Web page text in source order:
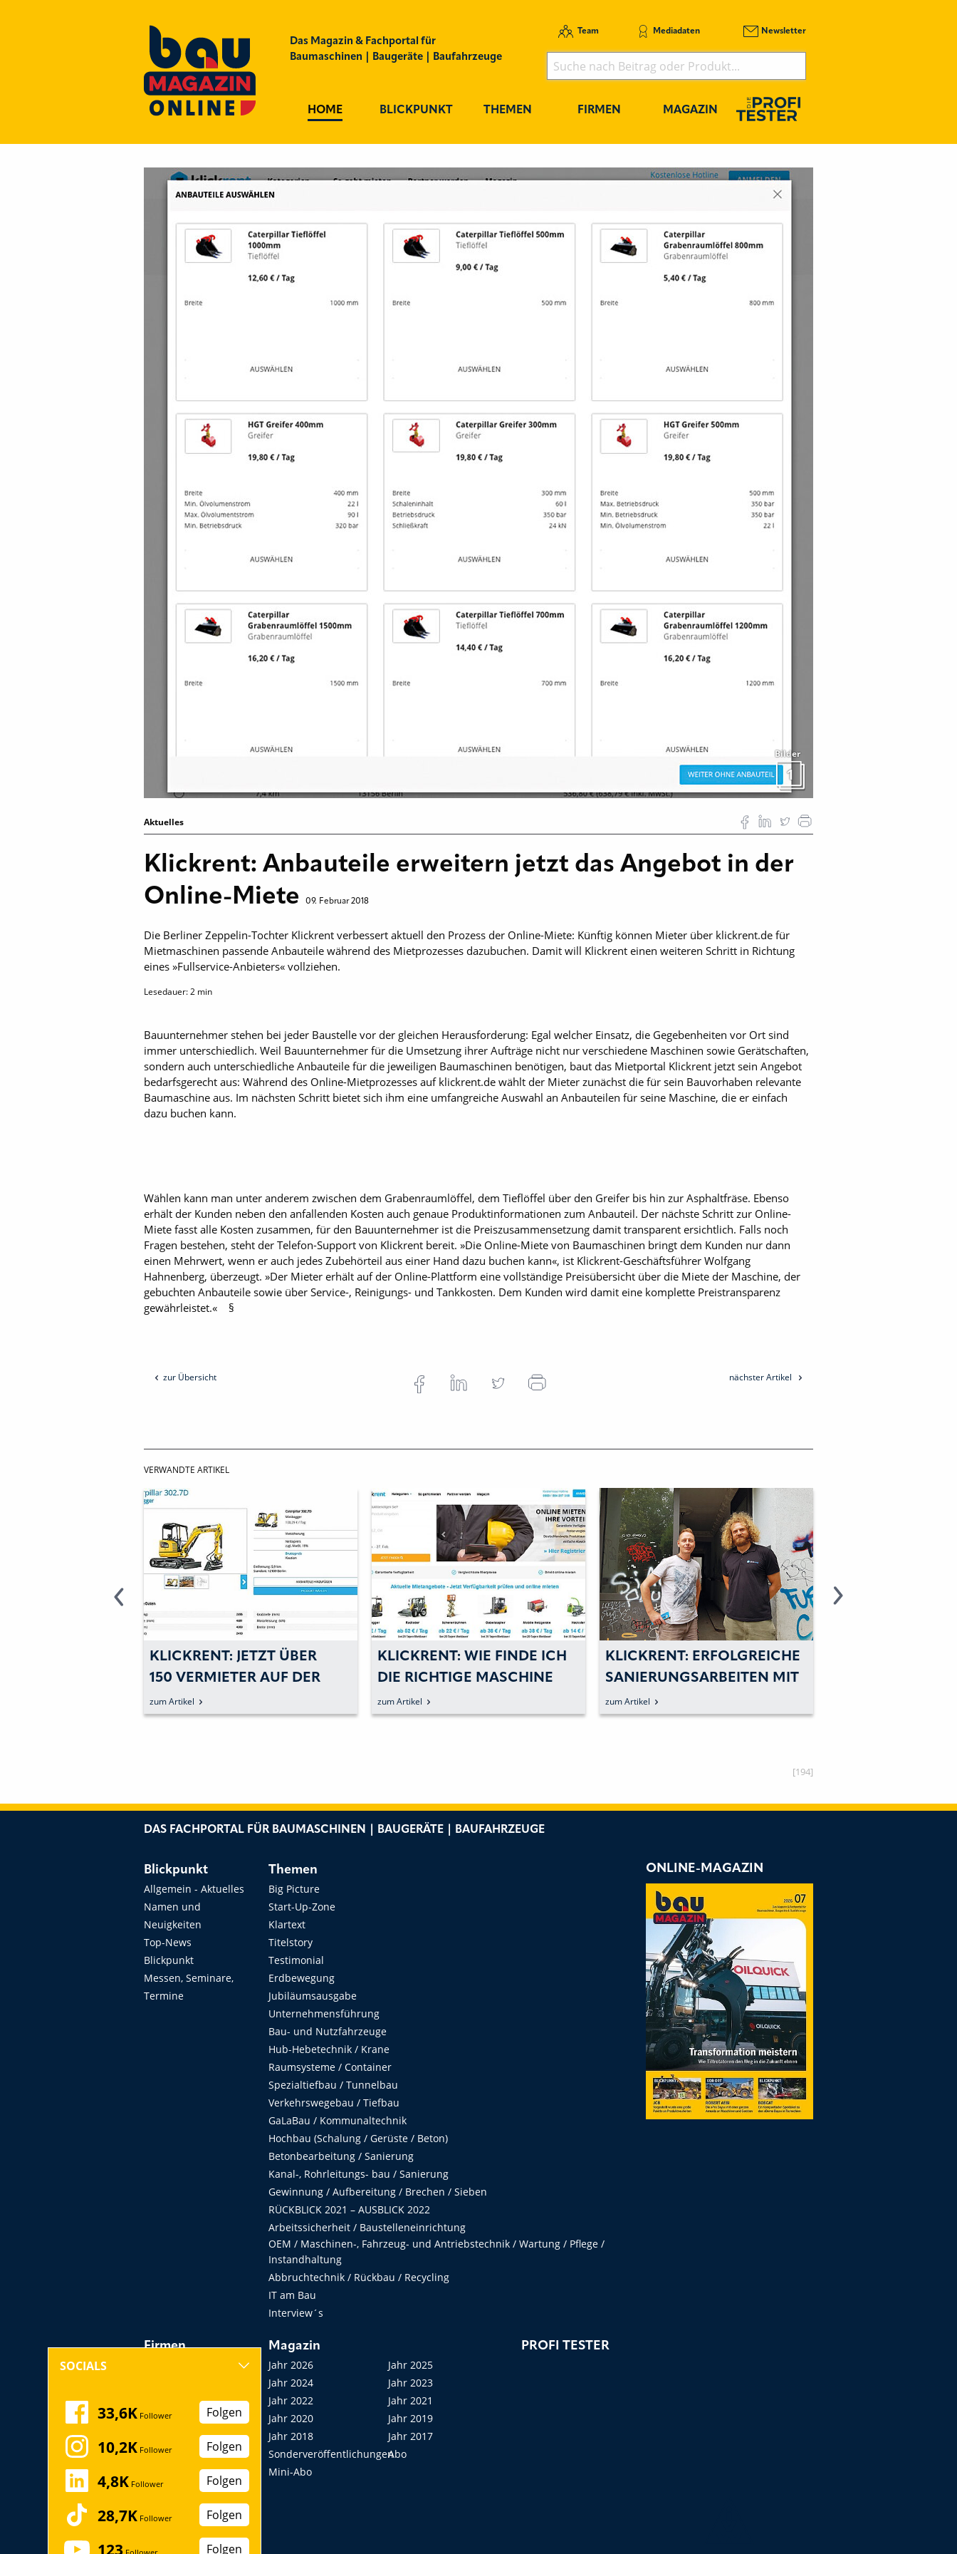
Das Magazin & Fachportal für
Baumaschinen | Baugeräte | Baufahrzeuge
Team Mediadaten Newsletter
HOME BLICKPUNKT THEMEN FIRMEN MAGAZIN
Bilder
1
Aktuelles
Klickrent: Anbauteile erweitern jetzt das Angebot in der
Online-Miete
09. Februar 2018
Die Berliner Zeppelin-Tochter Klickrent verbessert aktuell den Prozess der Online-Miete: Künftig können Mieter über klickrent.de für
Miet­maschinen passende Anbauteile während des Mietprozesses dazubuchen. Damit will Klickrent einen weiteren Schritt in Richtung
eines »Fullservice-Anbieters« vollziehen.
Lesedauer:2 min
Bauunternehmer stehen bei jeder Baustelle vor der gleichen Herausforderung: Egal welcher Einsatz, die Gegebenheiten vor Ort sind
immer unterschiedlich. Weil Bauunternehmer für die Umsetzung ihrer Aufträge nicht nur verschiedene Maschinen sowie Gerätschaften,
sondern auch unterschiedliche Anbauteile für die jeweiligen Baumaschinen benötigen, baut das Mietportal Klickrent jetzt sein Angebot
bedarfsgerecht aus: Während des Online-Mietprozesses auf ­klickrent.de wählt der Mieter zunächst die für sein Bauvorhaben relevante
Baumaschine aus. Im nächsten Schritt bietet sich ihm eine umfangreiche Auswahl an Anbauteilen für seine Maschine, die er einfach
dazu buchen kann.
Wählen kann man unter anderem zwischen dem Grabenraumlöffel, dem Tieflöffel über den Greifer bis hin zur Asphaltfräse. Ebenso
erhält der Kunden neben den anfallenden Kosten auch genaue Produktinformationen zum Anbauteil. Der nächste Schritt zur Online-
Miete fasst alle Kosten zusammen, für den Bauunternehmer ist die Preiszusammensetzung damit transparent ersichtlich. Falls noch
Fragen bestehen, steht der Telefon-Support von Klickrent bereit. »Die Online-Miete von Baumaschinen bringt dem Kunden nur dann
einen Mehrwert, wenn er auch jedes Zubehörteil aus einer Hand dazu buchen kann«, ist Klickrent-Geschäftsführer Wolfgang
Hahnenberg, überzeugt. »Der Mieter erhält auf der Online-Plattform eine vollständige Preisübersicht über die Miete der Maschine, der
gebuchten Anbauteile sowie über Service-, Reinigungs- und Tankkosten. Dem Kunden wird damit eine komplette Preistransparenz
gewährleistet.« §
zur Übersicht nächster Artikel
VERWANDTE ARTIKEL
KLICKRENT: JETZT ÜBER
150 VERMIETER AUF DER
PLATTFORM
zum Artikel
KLICKRENT: WIE FINDE ICH
DIE RICHTIGE MASCHINE
FÜR MEIN BAUVORHABEN?
zum Artikel
KLICKRENT: ERFOLGREICHE
SANIERUNGSARBEITEN MIT
DER MIETMASCHINE
zum Artikel
[194]
DAS FACHPORTAL FÜR BAUMASCHINEN | BAUGERÄTE | BAUFAHRZEUGE
Blickpunkt
Allgemein - Aktuelles
Namen und
Neuigkeiten
Top-News
Blickpunkt
Messen, Seminare,
Termine
Themen
Big Picture
Start-Up-Zone
Klartext
Titelstory
Testimonial
Erdbewegung
Jubiläumsausgabe
Unternehmensführung
Bau- und Nutzfahrzeuge
Hub-Hebetechnik / Krane
Raumsysteme / Container
Spezialtiefbau / Tunnelbau
Verkehrswegebau / Tiefbau
GaLaBau / Kommunaltechnik
Hochbau (Schalung / Gerüste / Beton)
Betonbearbeitung / Sanierung
Kanal-, Rohrleitungs- bau / Sanierung
Gewinnung / Aufbereitung / Brechen / Sieben
RÜCKBLICK 2021 – AUSBLICK 2022
Arbeitssicherheit / Baustelleneinrichtung
OEM / Maschinen-, Fahrzeug- und Antriebstechnik / Wartung / Pflege /
Instandhaltung
Abbruchtechnik / Rückbau / Recycling
IT am Bau
Interview´s
Firmen
Messen, Seminare,
Kongresse
Startup
Magazin
Jahr 2026
Jahr 2025
Jahr 2024
Jahr 2023
Jahr 2022
Jahr 2021
Jahr 2020
Jahr 2019
Jahr 2018
Jahr 2017
SonderveröffentlichungenAbo
Mini-Abo
PROFI TESTER
ONLINE-MAGAZIN
SOCIALS
33,6K Follower Folgen
10,2K Follower Folgen
4,8K Follower Folgen
28,7K Follower Folgen
123 Follower Folgen